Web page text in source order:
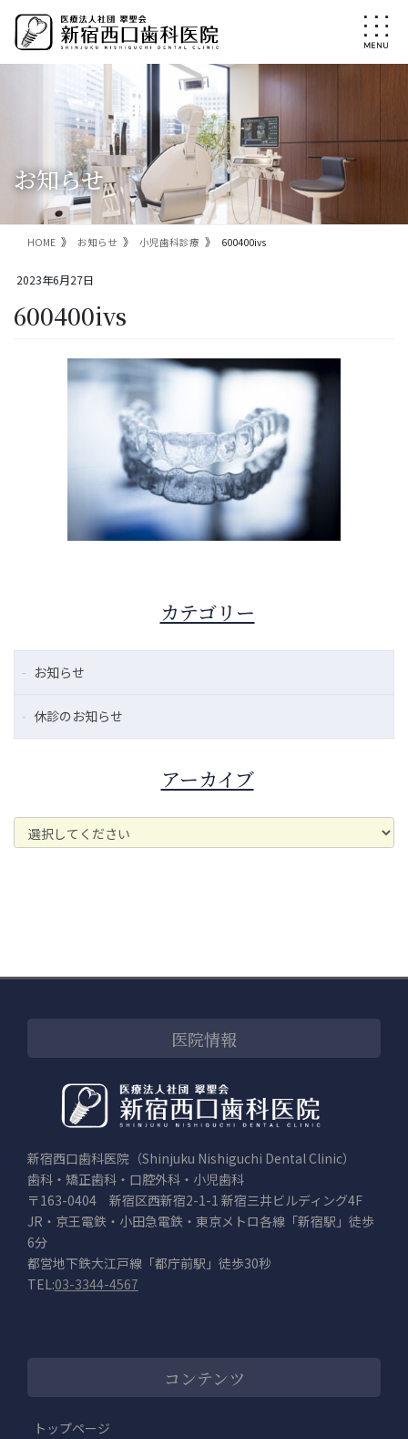
ン
ー
お知らせ
HOME お知らせ 小児歯科診療 600400ivs
2023年6月27日
600400ivs
カテゴリー
お知らせ
休診のお知らせ
アーカイブ
医院情報
新宿西口歯科医院（Shinjuku Nishiguchi Dental Clinic）
歯科・矯正歯科・口腔外科・小児歯科
〒163-0404 新宿区西新宿2-1-1 新宿三井ビルディング4F
JR・京王電鉄・小田急電鉄・東京メトロ各線「新宿駅」徒歩
6分
都営地下鉄大江戸線「都庁前駅」徒歩30秒
TEL:03-3344-4567
コンテンツ
トップページ